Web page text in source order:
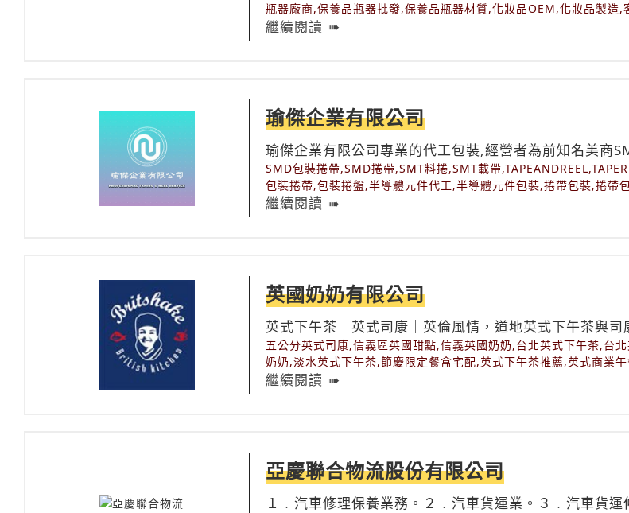
瓶器廠商,保養品瓶器批發,保養品瓶器材質,化妝品OEM,化妝品製造,
技術研發．委託製造．客製服務,瓶器批發,眼霜代工,美體保養品．美
繼續閱讀
瑜傑企業有限公司
瑜傑企業有限公司專業的代工包裝,經營者為前知名美商
加經驗豐富。
SMD包裝捲帶,SMD捲帶,SMT料捲,SMT載帶
包裝捲帶,包裝捲盤,半導體元件代工,半導體元件包裝,捲帶包裝,捲帶
電子元件包裝代工,電子零件捲帶包裝
繼續閱讀
英國奶奶有限公司
英式下午茶｜英式司康｜英倫風情，道地英式下午茶與司
圍令人沉醉！
五公分英式司康,信義區英國甜點,信義英國奶奶,台北英式下午茶,台
奶奶,淡水英式下午茶,節慶限定餐盒宅配,英式下午茶推薦,英式商業
繼續閱讀
亞慶聯合物流股份有限公司
１﹒汽車修理保養業務。２﹒汽車貨運業。３﹒汽車貨